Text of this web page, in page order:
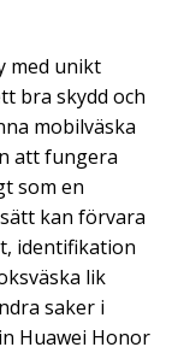
med unikt
bra skydd och
mobilväska
att fungera
som en
kan förvara
identifikation
lik
saker i
Huawei Honor